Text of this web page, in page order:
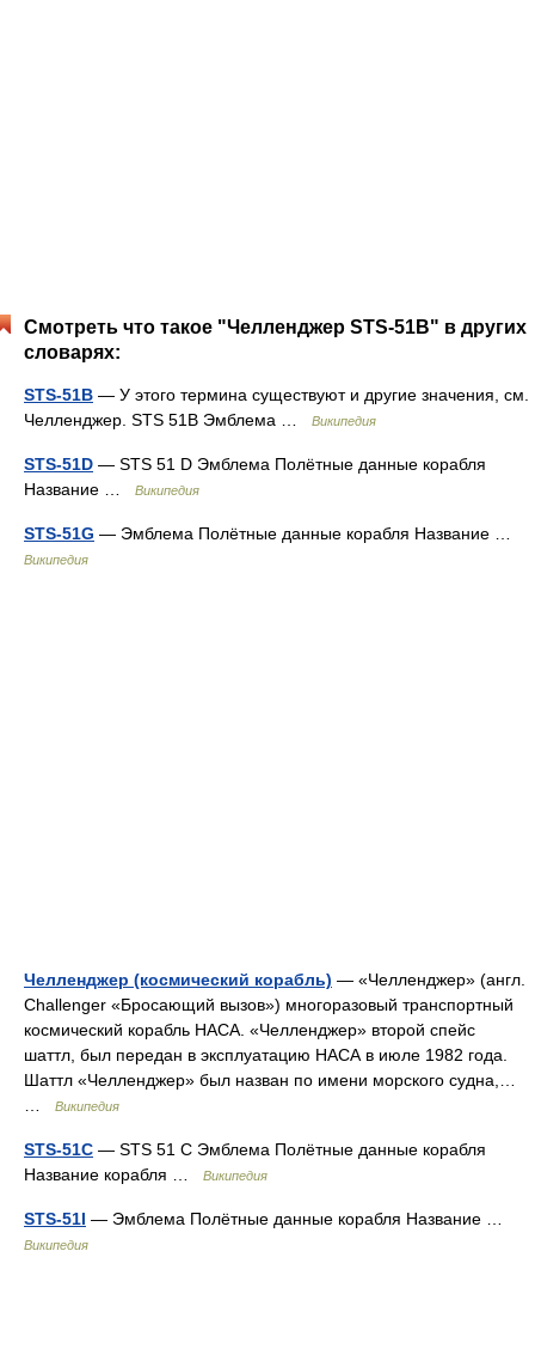
Смотреть что такое "Челленджер STS-51B" в других
словарях:
STS-51B — У этого термина существуют и другие значения, см.
Челленджер. STS 51B Эмблема …
Википедия
STS-51D — STS 51 D Эмблема Полётные данные корабля
Название …
Википедия
STS-51G — Эмблема Полётные данные корабля Название …
Википедия
Челленджер (космический корабль) — «Челленджер» (англ.
Challenger «Бросающий вызов») многоразовый транспортный
космический корабль НАСА. «Челленджер» второй спейс
шаттл, был передан в эксплуатацию НАСА в июле 1982 года.
Шаттл «Челленджер» был назван по имени морского судна,…
Википедия
STS-51C — STS 51 C Эмблема Полётные данные корабля
Название корабля …
Википедия
STS-51I — Эмблема Полётные данные корабля Название …
Википедия